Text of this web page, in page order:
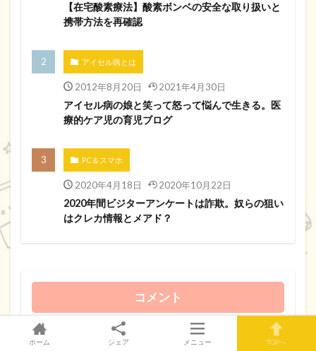
【在宅酸素療法】酸素ボンベの安全な取り扱いと
携帯方法を再確認
アイセル病とは
2012年8月20日 2021年4月30日
アイセル病の娘と笑って怒って悩んで生きる。医
療的ケア児の育児ブログ
PC＆スマホ
2020年4月18日 2020年10月22日
2020年間ビジターアンケートは詐欺。奴らの狙い
はクレカ情報とメアド？
コメント
あんじを見守ってくださってありがとうございました。
ホーム シェア メニュー TOPへ